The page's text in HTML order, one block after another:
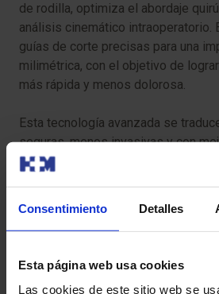
Consentimiento Detalles
Esta página web usa cookies
Las cookies de este sitio web se
de rodilla, optimiza el abordaje
análisis cinemático intraoperatorio.
guías de corte precisas para una
milimétrica, con el objetivo de
más rápida y menos dolorosa.
Esta tecnología avanzada se
seguras, menos invasivas y con
nuestros pacientes. Por tanto, si tú
necesita una cirugía con estas